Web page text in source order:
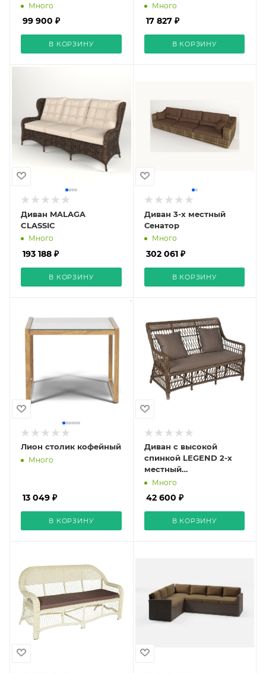
Много
99 900 ₽
В КОРЗИНУ
Много
17 827 ₽
В КОРЗИНУ
Диван MALAGA
CLASSIC
Много
193 188 ₽
В КОРЗИНУ
Диван 3-х местный
Сенатор
Много
302 061 ₽
В КОРЗИНУ
Лион столик кофейный
Много
13 049 ₽
В КОРЗИНУ
Диван с высокой
спинкой LEGEND 2-х
местный
(шоколадный)
Много
42 600 ₽
В КОРЗИНУ